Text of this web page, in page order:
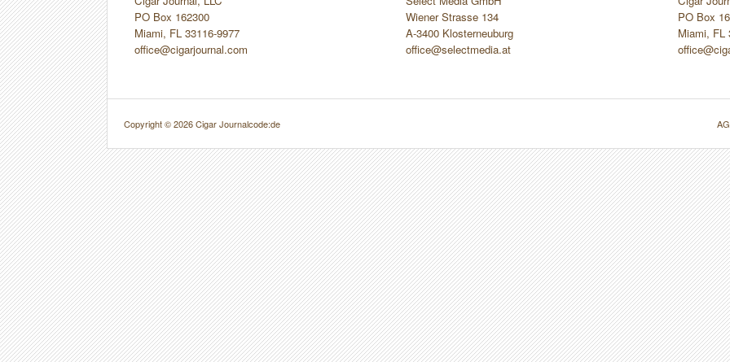
PO Box 162300
Miami, FL 33116-9977
office@cigarjournal.com
Wiener Strasse 134
A-3400 Klosterneuburg
office@selectmedia.at
PO Box
Miami, FL
Copyright © 2026 Cigar Journalcode:de